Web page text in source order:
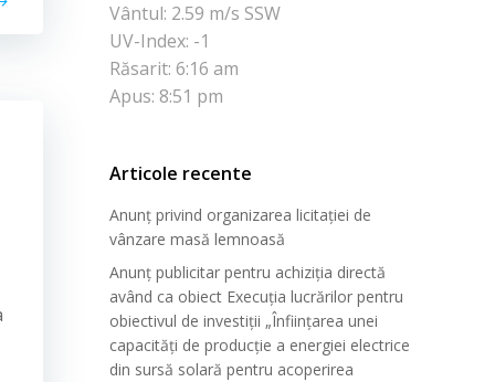
Vântul: 2.59 m/s SSW
UV-Index: -1
Răsarit: 6:16 am
Apus: 8:51 pm
Articole recente
Anunț privind organizarea licitației de
vânzare masă lemnoasă
Anunț publicitar pentru achiziția directă
având ca obiect Execuția lucrărilor pentru
obiectivul de investiții „Înființarea unei
capacități de producție a energiei electrice
din sursă solară pentru acoperirea